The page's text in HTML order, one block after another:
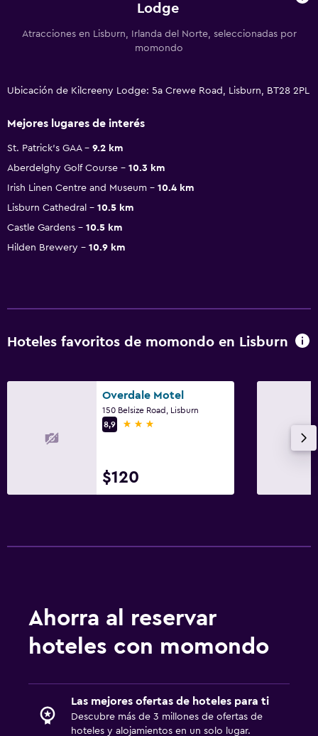
Lodge
Atracciones en Lisburn, Irlanda del Norte, seleccionadas por
momondo
Ubicación de Kilcreeny Lodge: 5a Crewe Road, Lisburn, BT28 2PL
Mejores lugares de interés
St. Patrick's GAA
9.2 km
Aberdelghy Golf Course
10.3 km
Irish Linen Centre and Museum
10.4 km
Lisburn Cathedral
10.5 km
Castle Gardens
10.5 km
Hilden Brewery
10.9 km
Hoteles favoritos de momondo en Lisburn
Overdale Motel
150 Belsize Road, Lisburn
8,9
3 estrellas
$120
Ahorra al reservar
hoteles con momondo
Las mejores ofertas de hoteles para ti
Descubre más de 3 millones de ofertas de
hoteles y alojamientos en un solo lugar.